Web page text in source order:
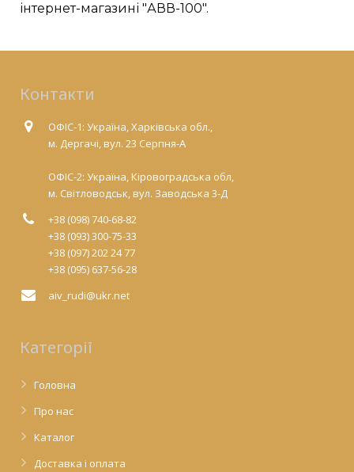
інтернет-магазині "АВВ-100".
Контакти
ОФІС-1: Україна, Харківська обл.,
м. Дергачі, вул. 23 Серпня-А
ОФІС-2: Україна, Кіровоградська обл,
м. Світловодськ, вул. Заводська 3-Д
+38 (098) 740-68-82
+38 (093) 300-75-33
+38 (097) 202 24 77
+38 (095) 637-56-28
aiv_rudi@ukr.net
Категорії
Головна
Про нас
Каталог
Доставка і оплата